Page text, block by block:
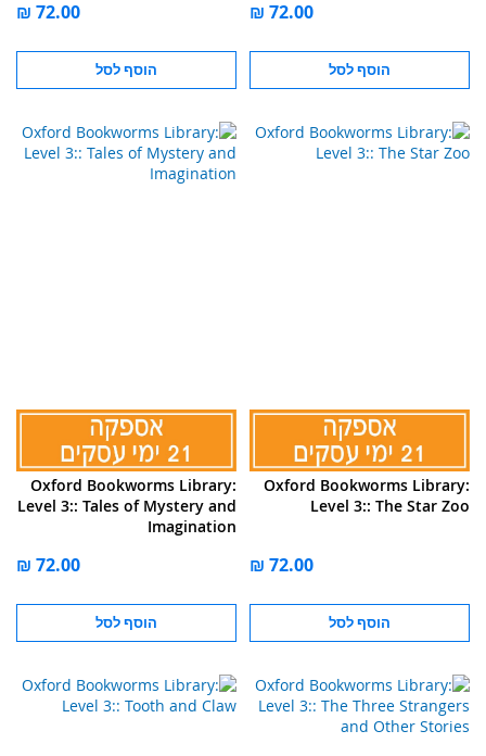
הוסף לסל הוסף לסל
Oxford Bookworms Library:
Level 3:: The Star Zoo
הוסף לסל
Oxford Bookworms Library:
Level 3:: Tales of Mystery and
Imagination
הוסף לסל